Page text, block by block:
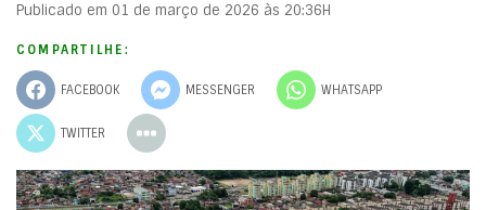
Publicado em 01 de março de 2026 às 20:36H
COMPARTILHE:
FACEBOOK MESSENGER WHATSAPP
TWITTER